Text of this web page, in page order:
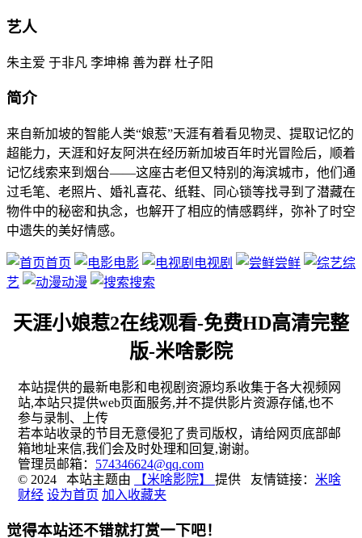
艺人
朱主爱 于非凡 李坤棉 善为群 杜子阳
简介
来自新加坡的智能人类“娘惹”天涯有着看见物灵、提取记忆的
超能力，天涯和好友阿洪在经历新加坡百年时光冒险后，顺着
记忆线索来到烟台——这座古老但又特别的海滨城市，他们通
过毛笔、老照片、婚礼喜花、纸鞋、同心锁等找寻到了潜藏在
物件中的秘密和执念，也解开了相应的情感羁绊，弥补了时空
中遗失的美好情感。
首页 电影 电视剧 尝鲜
综
艺
动漫 搜索
天涯小娘惹2在线观看-免费HD高清完整
版-米啥影院
本站提供的最新电影和电视剧资源均系收集于各大视频网
站,本站只提供web页面服务,并不提供影片资源存储,也不
参与录制、上传
若本站收录的节目无意侵犯了贵司版权，请给网页底部邮
箱地址来信,我们会及时处理和回复,谢谢。
管理员邮箱： 574346624@qq.com
© 2024 本站主题由
【米啥影院】 提供 友情链接： 米啥
财经 设为首页 加入收藏夹
觉得本站还不错就打赏一下吧！